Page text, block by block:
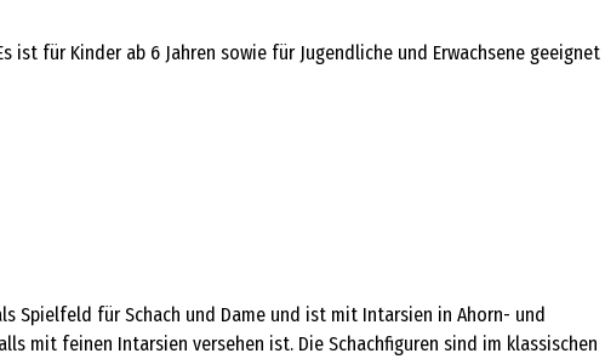
für Kinder ab 6 Jahren sowie für Jugendliche und Erwachsene geeignet
Spielfeld für Schach und Dame und ist mit Intarsien in Ahorn- und
mit feinen Intarsien versehen ist. Die Schachfiguren sind im klassischen